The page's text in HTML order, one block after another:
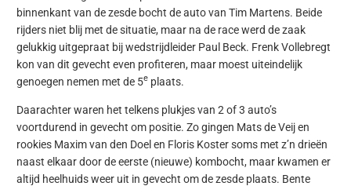
binnenkant van de zesde bocht de auto van Tim Martens. Beide
rijders niet blij met de situatie, maar na de race werd de zaak
gelukkig uitgepraat bij wedstrijdleider Paul Beck. Frenk Vollebregt
kon van dit gevecht even profiteren, maar moest uiteindelijk
genoegen nemen met de 5e plaats.
Daarachter waren het telkens plukjes van 2 of 3 auto’s
voortdurend in gevecht om positie. Zo gingen Mats de Veij en
rookies Maxim van den Doel en Floris Koster soms met z’n drieën
naast elkaar door de eerste (nieuwe) kombocht, maar kwamen er
altijd heelhuids weer uit in gevecht om de zesde plaats. Bente